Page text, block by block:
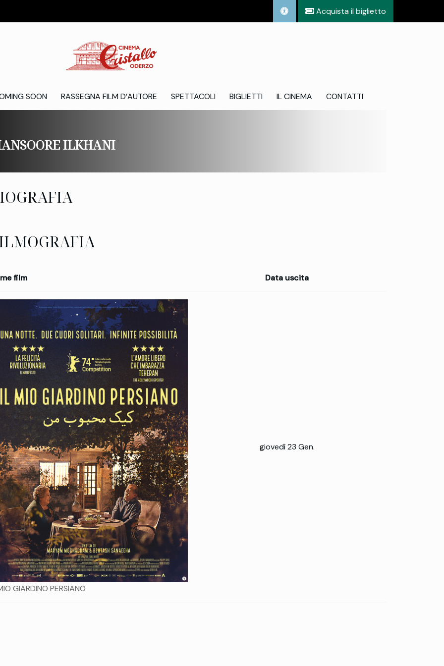
Acquista il biglietto
SOON RASSEGNA FILM D’AUTORE SPETTACOLI BIGLIETTI IL CINEMA CONTATTI
ILKHANI
film Data uscita
GIARDINO PERSIANO
giovedì 23 Gen.